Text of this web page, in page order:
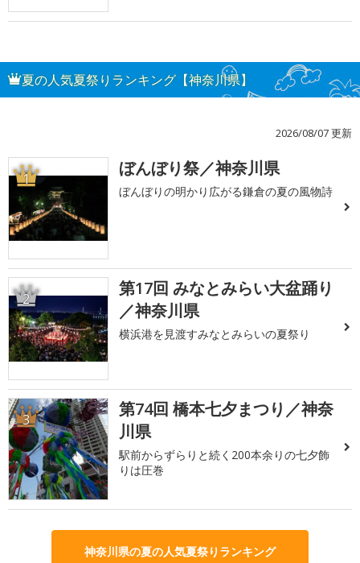
夏の人気夏祭りランキング【神奈川県】
2026/08/07 更新
1 ぼんぼり祭／神奈川県
ぼんぼりの明かり広がる鎌倉の夏の風物詩
2
第17回 みなとみらい大盆踊り
／神奈川県
横浜港を見渡すみなとみらいの夏祭り
3
第74回 橋本七夕まつり／神奈
川県
駅前からずらりと続く200本余りの七夕飾
りは圧巻
神奈川県の夏の人気夏祭りランキング